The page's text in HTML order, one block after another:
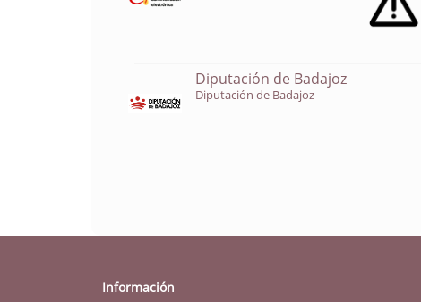
Diputación de Badajoz
Diputación de Badajoz
Información